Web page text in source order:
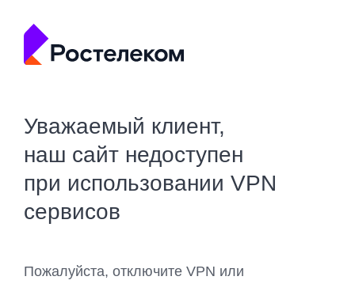
Уважаемый клиент,
наш сайт недоступен
при использовании VPN
сервисов
Пожалуйста, отключите VPN или